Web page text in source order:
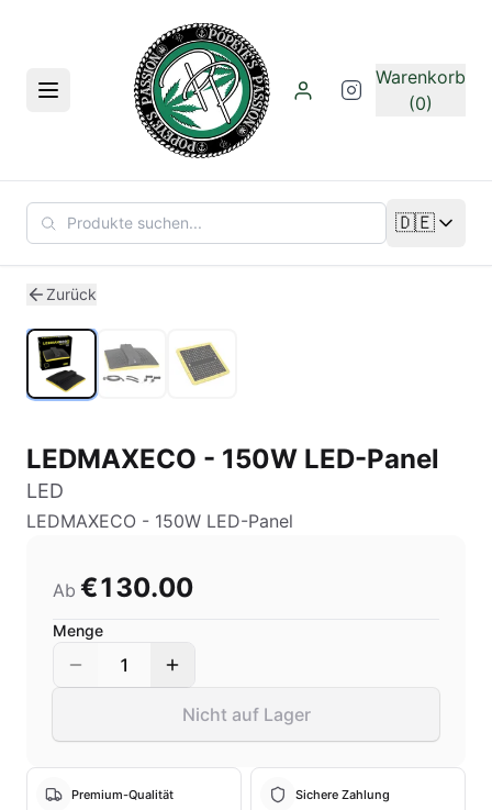
Menü
Warenkorb
(0)
🇩🇪
Sprache
Zurück
LEDMAXECO - 150W LED-Panel
LED
LEDMAXECO - 150W LED-Panel
Ab €130.00
Menge
1
Nicht auf Lager
Premium-Qualität Sichere Zahlung